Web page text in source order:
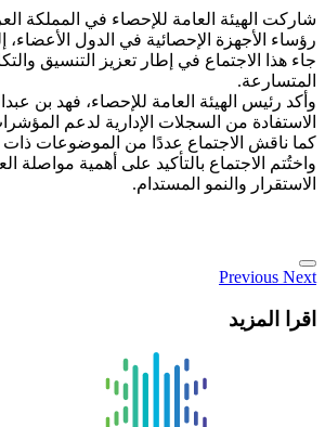
شاركت الهيئة العامة للإحصاء في المملكة
رؤساء الأجهزة الإحصائية في الدول
جاء هذا الاجتماع في إطار تعزيز التنسيق
المتسارعة.
وأكد رئيس الهيئة العامة للإحصاء، فهد بن
الاستفادة من السجلات الإدارية لدعم
كما ناقش الاجتماع عددًا من الموضوعات ذات
واختُتم الاجتماع بالتأكيد على أهمية مواصلة
الاستقرار والنمو المستدام.
Previous Next
اقرا المزيد